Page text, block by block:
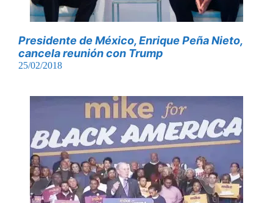
Presidente de México, Enrique Peña Nieto,
cancela reunión con Trump
25/02/2018